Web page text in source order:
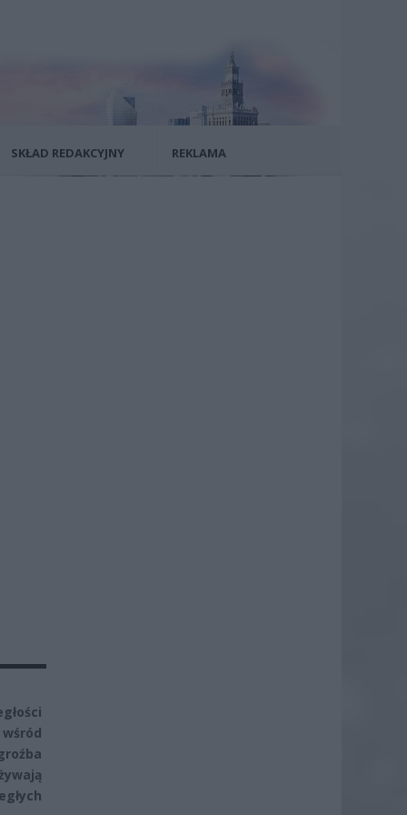
SKŁAD REDAKCYJNY REKLAMA